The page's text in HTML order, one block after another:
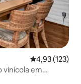
4,93 de uma
4,93 (123)
vinícola em